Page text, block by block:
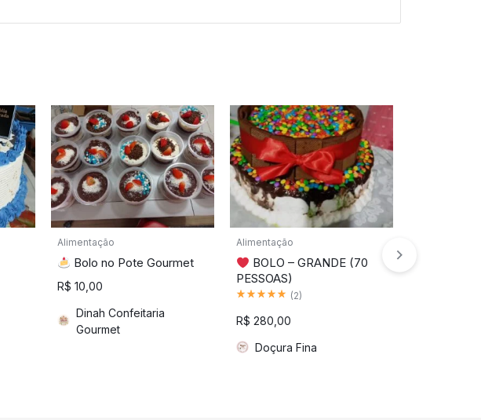
Alimentação
Bolo no Pote Gourmet
R$ 10,00
Dinah Confeitaria
Gourmet
Alimentação
BOLO – GRANDE (70
PESSOAS)
Classificado como
(2)
R$ 280,00
Doçura Fina